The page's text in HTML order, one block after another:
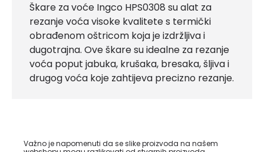
Škare za voće Ingco HPS0308 su alat za
rezanje voća visoke kvalitete s termički
obrađenom oštricom koja je izdržljiva i
dugotrajna. Ove škare su idealne za rezanje
voća poput jabuka, krušaka, bresaka, šljiva i
drugog voća koje zahtijeva precizno rezanje.
Važno je napomenuti da se slike proizvoda na našem